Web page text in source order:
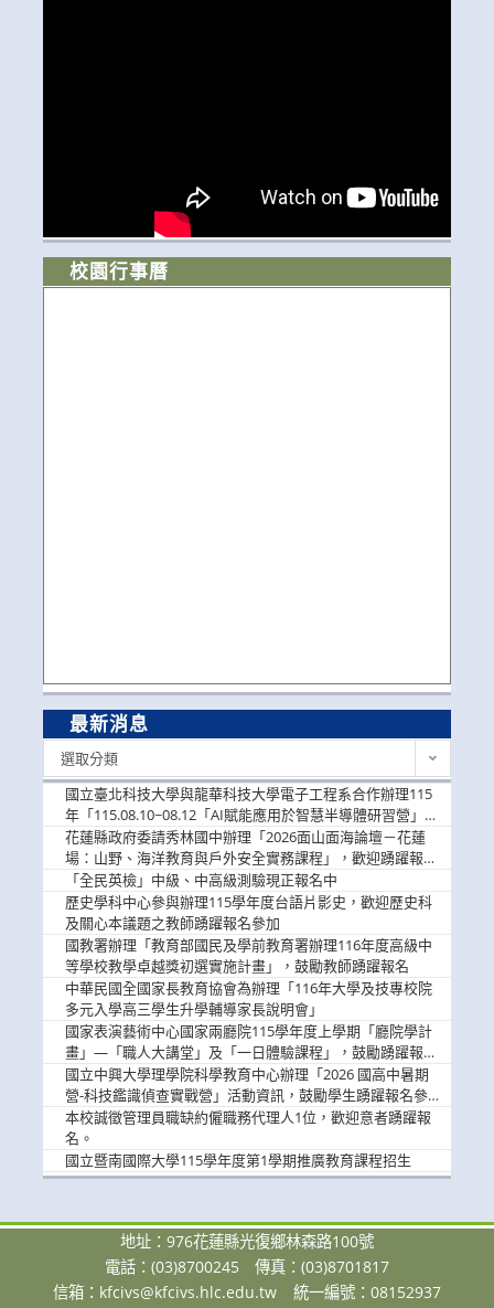
校園行事曆
最新消息
選取分類
國立臺北科技大學與龍華科技大學電子工程系合作辦理115
年「115.08.10~08.12「AI賦能應用於智慧半導體研習營」，
歡迎學生踴躍報名參加
花蓮縣政府委請秀林國中辦理「2026面山面海論壇－花蓮
場：山野、海洋教育與戶外安全實務課程」，歡迎踴躍報名
參加
「全民英檢」中級、中高級測驗現正報名中
歷史學科中心參與辦理115學年度台語片影史，歡迎歷史科
及關心本議題之教師踴躍報名參加
國教署辦理「教育部國民及學前教育署辦理116年度高級中
等學校教學卓越獎初選實施計畫」，鼓勵教師踴躍報名
中華民國全國家長教育協會為辦理「116年大學及技專校院
多元入學高三學生升學輔導家長說明會」
國家表演藝術中心國家兩廳院115學年度上學期「廳院學計
畫」—「職人大講堂」及「一日體驗課程」，鼓勵踴躍報名
參與。
國立中興大學理學院科學教育中心辦理「2026 國高中暑期
營-科技鑑識偵查實戰營」活動資訊，鼓勵學生踴躍報名參
加。
本校誠徵管理員職缺約僱職務代理人1位，歡迎意者踴躍報
名。
國立暨南國際大學115學年度第1學期推廣教育課程招生
地址：976花蓮縣光復鄉林森路100號
電話：(03)8700245
傳真：(03)8701817
信箱： kfcivs@kfcivs.hlc.edu.tw
統一編號：08152937